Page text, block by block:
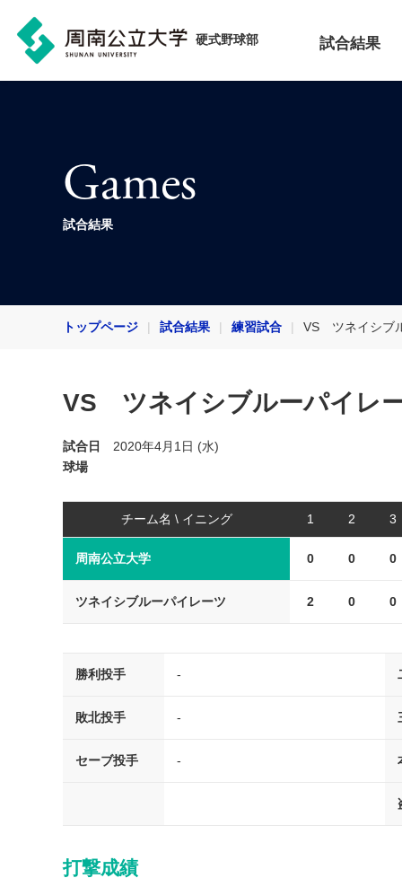
硬式野球部 試合結果
Games
試合結果
トップページ 試合結果 練習試合 VS ツネイシブ
VS ツネイシブルーパイレ
試合日
2020年4月1日 (水)
球場
チーム名 \ イニング 1 2 3
周南公立大学 0 0 0
ツネイシブルーパイレーツ 2 0 0
勝利投手 -
敗北投手 -
セーブ投手 -
打撃成績